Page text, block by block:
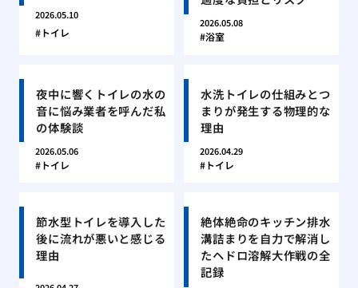
2026.05.10
トイレ
2026.05.08
浴室
夜中に響くトイレの水の
音に悩み業者を呼んだ私
の体験談
2026.05.06
トイレ
水洗トイレの仕組みとつ
まりが発生する物理的な
理由
2026.04.29
トイレ
節水型トイレを導入した
後に流れが悪いと感じる
理由
絶体絶命のキッチン排水
溝詰まりを自力で解消し
たヘドロ溶解大作戦の全
記録